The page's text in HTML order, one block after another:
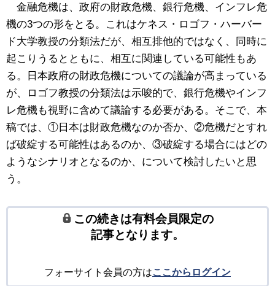
金融危機は、政府の財政危機、銀行危機、インフレ危
機の3つの形をとる。これはケネス・ロゴフ・ハーバー
ド大学教授の分類法だが、相互排他的ではなく、同時に
起こりうるとともに、相互に関連している可能性もあ
る。日本政府の財政危機についての議論が高まっている
が、ロゴフ教授の分類法は示唆的で、銀行危機やインフ
レ危機も視野に含めて議論する必要がある。そこで、本
稿では、①日本は財政危機なのか否か、②危機だとすれ
ば破綻する可能性はあるのか、③破綻する場合にはどの
ようなシナリオとなるのか、について検討したいと思
う。
この続きは有料会員限定の
記事となります。
フォーサイト会員の方はここからログイン